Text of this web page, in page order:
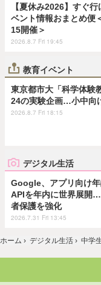
【夏休み2026】すぐ行
ベント情報おまとめ便
15開催＞
2026.8.7 Fri 19:45
教育イベント
東京都市大「科学体験
24の実験企画…小中向
2026.8.7 Fri 18:15
デジタル生活
Google、アプリ向け
APIを年内に世界展開
者保護を強化
2026.7.31 Fri 13:45
ホーム › デジタル生活 › 中学